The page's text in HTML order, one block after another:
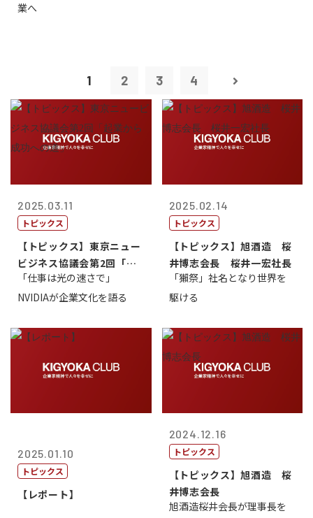
業へ
1 2 3 4
2025.03.11
トピックス
【トピックス】東京ニュー
ビジネス協議会第2回「起
業から成功へ...
「仕事は光の速さで」
NVIDIAが企業文化を語る
2025.02.14
トピックス
【トピックス】旭酒造 桜
井博志会長 桜井一宏社長
「獺祭」社名となり世界を
駆ける
2025.01.10
トピックス
【レポート】
2024.12.16
トピックス
【トピックス】旭酒造 桜
井博志会長
旭酒造桜井会長が理事長を